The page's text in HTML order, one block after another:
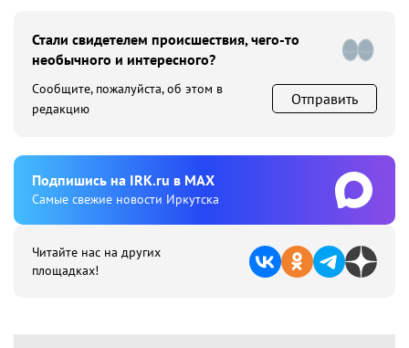
Стали свидетелем происшествия, чего-то
необычного и интересного?
Сообщите, пожалуйста, об этом в
редакцию
Отправить
Подпишиcь на IRK.ru в MAX
Cамые свежие новости Иркутска
Читайте нас на других
площадках!